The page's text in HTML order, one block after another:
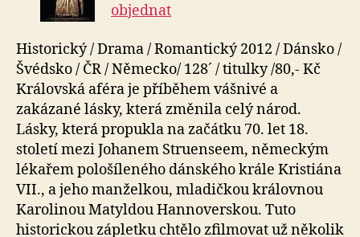
objednat
Historický / Drama / Romantický 2012 / Dánsko /
Švédsko / ČR / Německo/ 128´ / titulky /80,- Kč
Královská aféra je příběhem vášnivé a
zakázané lásky, která změnila celý národ.
Lásky, která propukla na začátku 70. let 18.
století mezi Johanem Struenseem, německým
lékařem pološíleného dánského krále Kristiána
VII., a jeho manželkou, mladičkou královnou
Karolinou Matyldou Hannoverskou. Tuto
historickou zápletku chtělo zfilmovat už několik